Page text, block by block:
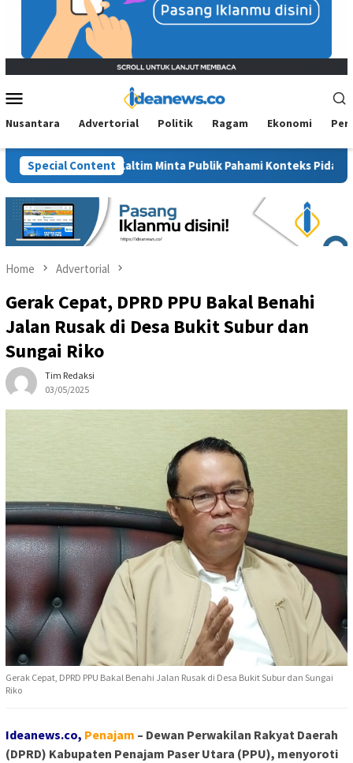
Menu
Nusantara Advertorial Politik Ragam Ekonomi
Special Content
PAN Kaltim Minta Publik Pahami Konteks Pidato Secara Utuh
Home Advertorial
Gerak Cepat, DPRD PPU Bakal Benahi
Jalan Rusak di Desa Bukit Subur dan
Sungai Riko
Tim Redaksi
03/05/2025
Gerak Cepat, DPRD PPU Bakal Benahi Jalan Rusak di Desa Bukit Subur dan Sungai
Riko
Ideanews.co, Penajam – Dewan Perwakilan Rakyat Daerah
(DPRD) Kabupaten Penajam Paser Utara (PPU), menyoroti